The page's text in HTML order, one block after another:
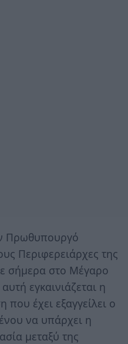
Πρωθυπουργό
Περιφερειάρχες της
σήμερα στο Μέγαρο
εγκαινιάζεται η
που έχει εξαγγείλει ο
να υπάρχει η
μεταξύ της